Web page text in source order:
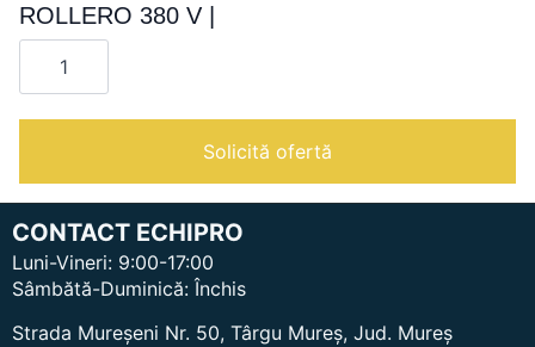
ROLLERO 380 V |
Cantitate
ROLLERO
380
|
Solicită ofertă
CONTACT ECHIPRO
Luni-Vineri: 9:00-17:00
Sâmbătă-Duminică: Închis
Strada Mureșeni Nr. 50, Târgu Mureș, Jud. Mureș